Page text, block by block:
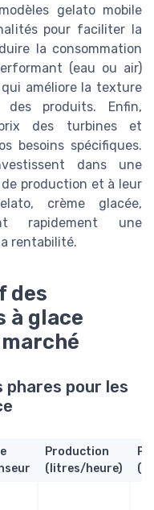
gelato mobile
pour faciliter la
la consommation
(eau ou air)
améliore la texture
produits. Enfin,
des turbines et
besoins spécifiques.
dans une
production et à leur
crème glacée,
rapidement une
rentabilité.
des
à glace
pour les
Production
(litres/heure)